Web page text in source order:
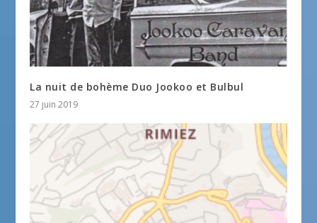
La nuit de bohème Duo Jookoo et Bulbul
27 juin 2019